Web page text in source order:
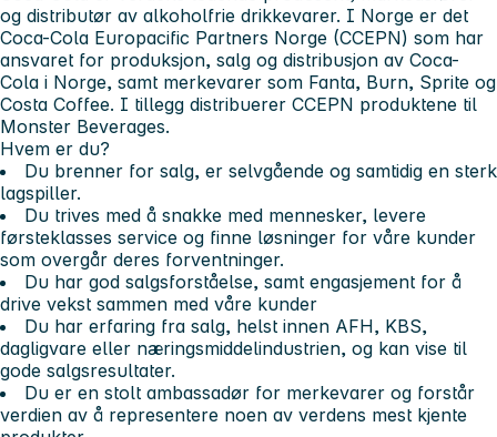
og distributør av alkoholfrie drikkevarer. I Norge er det
Coca-Cola Europacific Partners Norge (CCEPN) som har
ansvaret for produksjon, salg og distribusjon av Coca-
Cola i Norge, samt merkevarer som Fanta, Burn, Sprite og
Costa Coffee. I tillegg distribuerer CCEPN produktene til
Monster Beverages.
Hvem er du?
Du brenner for salg, er selvgående og samtidig en sterk
lagspiller.
Du trives med å snakke med mennesker, levere
førsteklasses service og finne løsninger for våre kunder
som overgår deres forventninger.
Du har god salgsforståelse, samt engasjement for å
drive vekst sammen med våre kunder
Du har erfaring fra salg, helst innen AFH, KBS,
dagligvare eller næringsmiddelindustrien, og kan vise til
gode salgsresultater.
Du er en stolt ambassadør for merkevarer og forstår
verdien av å representere noen av verdens mest kjente